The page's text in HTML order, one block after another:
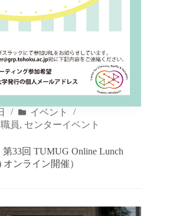
イベント
職員, センターイベント
33回 TUMUG Online Lunch
オンライン開催）